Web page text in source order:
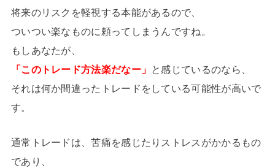
将来のリスクを軽視する本能があるので、
ついつい楽なものに頼ってしまうんですね。
もしあなたが、
「このトレード方法楽だなー」 と感じているのなら、
それは何か間違ったトレードをしている可能性が高いで
す。
通常トレードは、苦痛を感じたりストレスがかかるもの
であり、